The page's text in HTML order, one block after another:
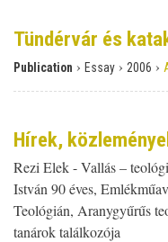
Tündérvár és
Publication › Essay › 2006 ›
Hírek,
Rezi Elek - Vallás –
István 90 éves,
Teológián, Aranygyűrűs
tanárok találkozója